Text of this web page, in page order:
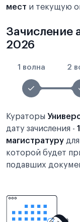
мест и текущую
Зачисление
2026
1 волна 2
Кураторы
дату зачисления -
магистратуру
которой будет
подавших